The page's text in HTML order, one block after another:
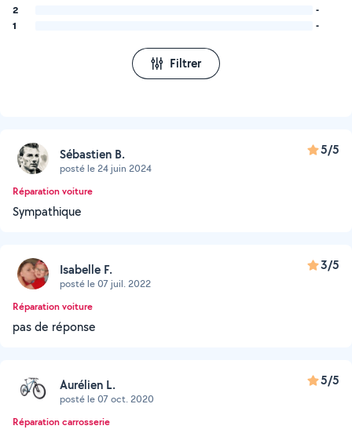
2
-
1
-
Filtrer
Sébastien B.
posté le 24 juin 2024
5/5
Réparation voiture
Sympathique
Isabelle F.
posté le 07 juil. 2022
3/5
Réparation voiture
pas de réponse
Aurélien L.
posté le 07 oct. 2020
5/5
Réparation carrosserie